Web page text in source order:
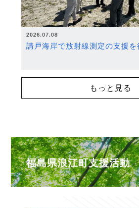
2026.07.08
請戸海岸で放射線測定の支援を
もっと見る
福島県浪江町支援活動